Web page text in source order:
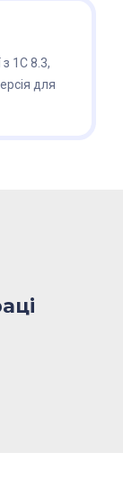
в
гривень,
платника
з 1С 8.3,
для